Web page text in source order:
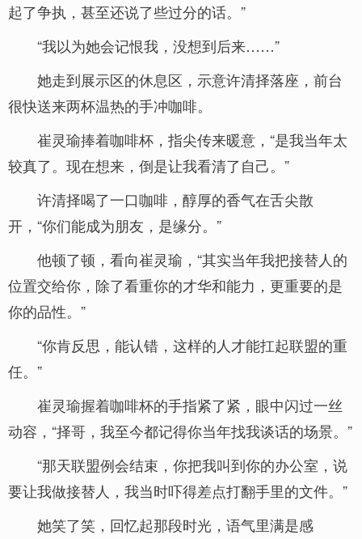
起了争执，甚至还说了些过分的话。”
“我以为她会记恨我，没想到后来……”
她走到展示区的休息区，示意许清择落座，前台
很快送来两杯温热的手冲咖啡。
崔灵瑜捧着咖啡杯，指尖传来暖意，“是我当年太
较真了。现在想来，倒是让我看清了自己。”
许清择喝了一口咖啡，醇厚的香气在舌尖散
开，“你们能成为朋友，是缘分。”
他顿了顿，看向崔灵瑜，“其实当年我把接替人的
位置交给你，除了看重你的才华和能力，更重要的是
你的品性。”
“你肯反思，能认错，这样的人才能扛起联盟的重
任。”
崔灵瑜握着咖啡杯的手指紧了紧，眼中闪过一丝
动容，“择哥，我至今都记得你当年找我谈话的场景。”
“那天联盟例会结束，你把我叫到你的办公室，说
要让我做接替人，我当时吓得差点打翻手里的文件。”
她笑了笑，回忆起那段时光，语气里满是感